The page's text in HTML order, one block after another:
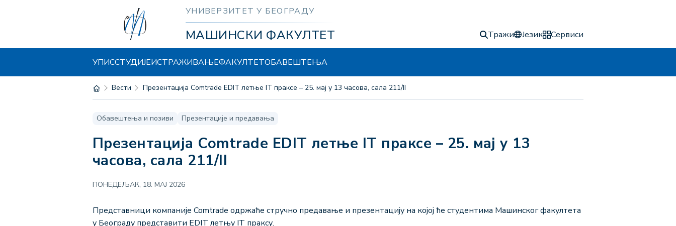
УНИВЕРЗИТЕТ У БЕОГРАДУ
МАШИНСКИ ФАКУЛТЕТ Тражи Језик Сервиси
УПИССТУДИЈЕИСТРАЖИВАЊЕФАКУЛТЕТОБАВЕШТЕЊА
Вести Презентација Comtrade EDIT летње IT праксе – 25. мај у 13 часова, сала 211/II
Обавештења и позиви Презентације и предавања
Презентација Comtrade EDIT летње IT праксе – 25. мај у 13
часова, сала 211/II
ПОНЕДЕЉАК, 18. МАЈ 2026
Представници компаније Comtrade одржаће стручно предавање и презентацију на којој ће студентима Машинског факултета
у Београду представити EDIT летњу IT праксу.